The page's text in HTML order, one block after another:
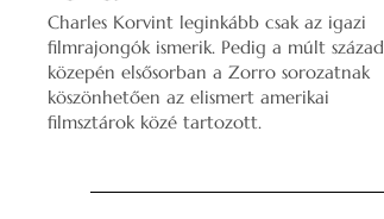
Charles Korvint leginkább csak az igazi
filmrajongók ismerik. Pedig a múlt század
közepén elsősorban a Zorro sorozatnak
köszönhetően az elismert amerikai
filmsztárok közé tartozott.